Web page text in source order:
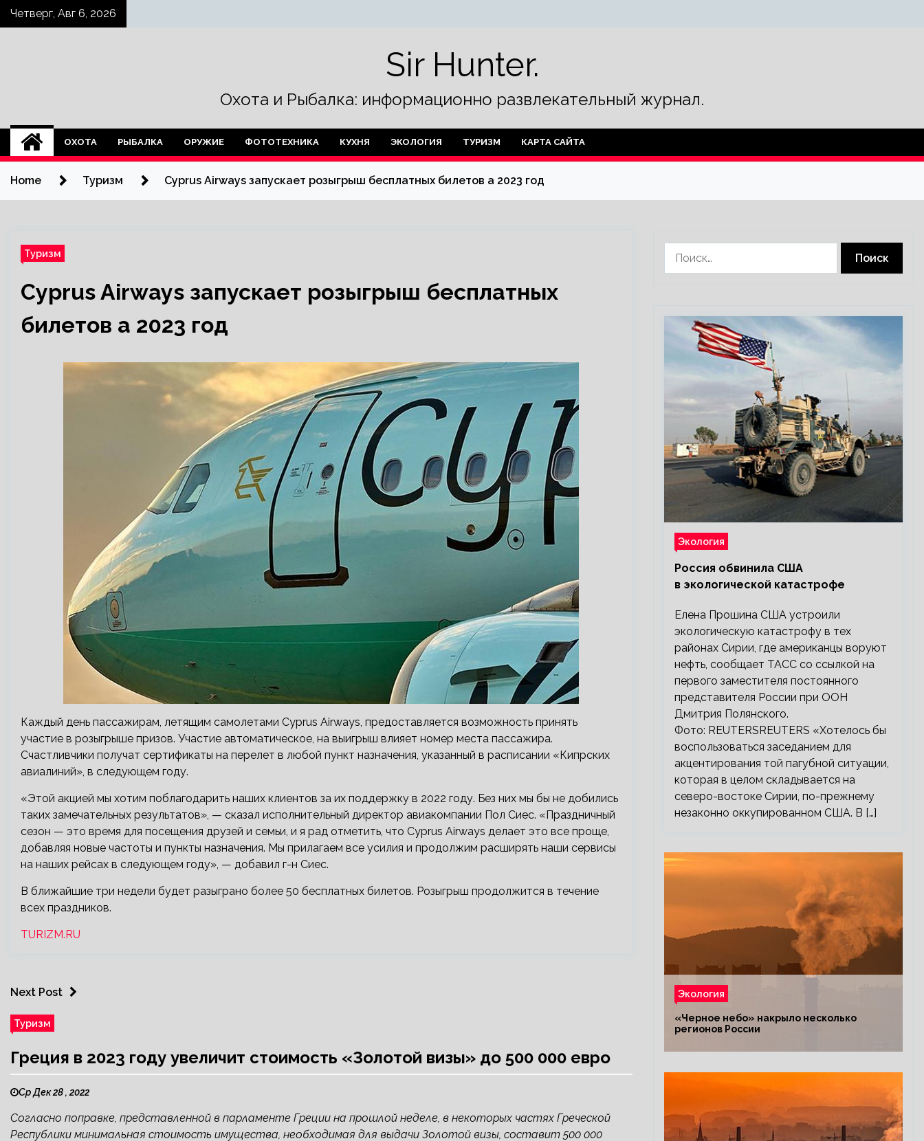
SkipЧетверг, Авг 6, 2026
Sir Hunter.
Охота и Рыбалка: информационно развлекательный журнал.
ОХОТА РЫБАЛКА ОРУЖИЕ ФОТОТЕХНИКА КУХНЯ ЭКОЛОГИЯ ТУРИЗМ КАРТА САЙТА
Home Туризм Cyprus Airways запускает розыгрыш бесплатных билетов а 2023 год
Туризм
Cyprus Airways запускает розыгрыш бесплатных
билетов а 2023 год
Каждый день пассажирам, летящим самолетами Cyprus Airways, предоставляется возможность принять
участие в розыгрыше призов. Участие автоматическое, на выигрыш влияет номер места пассажира.
Счастливчики получат сертификаты на перелет в любой пункт назначения, указанный в расписании «Кипрских
авиалиний», в следующем году.
«Этой акцией мы хотим поблагодарить наших клиентов за их поддержку в 2022 году. Без них мы бы не добились
таких замечательных результатов», — сказал исполнительный директор авиакомпании Пол Сиес. «Праздничный
сезон — это время для посещения друзей и семьи, и я рад отметить, что Cyprus Airways делает это все проще,
добавляя новые частоты и пункты назначения. Мы прилагаем все усилия и продолжим расширять наши сервисы
на наших рейсах в следующем году», — добавил г-н Сиес.
В ближайшие три недели будет разыграно более 50 бесплатных билетов. Розыгрыш продолжится в течение
всех праздников.
TURIZM.RU
Next Post
Туризм
Греция в 2023 году увеличит стоимость «Золотой визы» до 500 000 евро
Ср Дек 28 , 2022
Согласно поправке, представленной в парламенте Греции на прошлой неделе, в некоторых частях Греческой
Республики минимальная стоимость имущества, необходимая для выдачи Золотой визы, составит 500 000
Экология
Россия обвинила США
в экологической катастрофе
Елена Прошина США устроили
экологическую катастрофу в тех
районах Сирии, где американцы воруют
нефть, сообщает ТАСС со ссылкой на
первого заместителя постоянного
представителя России при ООН
Дмитрия Полянского.
Фото: REUTERSREUTERS «Хотелось бы
воспользоваться заседанием для
акцентирования той пагубной ситуации,
которая в целом складывается на
северо-востоке Сирии, по-прежнему
незаконно оккупированном США. В […]
Экология
«Черное небо» накрыло несколько
регионов России